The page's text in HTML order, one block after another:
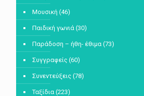
Μουσική (46)
Παιδική γωνιά (30)
Παράδοση – ήθη- έθιμα (73)
Συγγραφείς (60)
Συνεντεύξεις (78)
Ταξίδια (223)